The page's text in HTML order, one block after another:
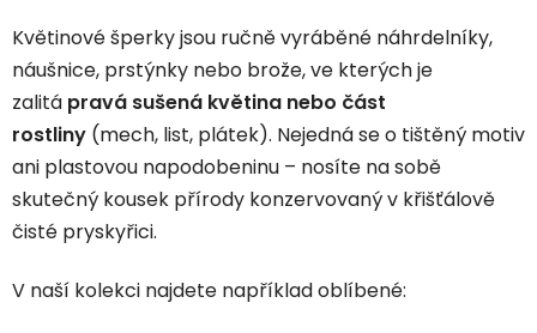
Květinové šperky jsou ručně vyráběné náhrdelníky,
náušnice, prstýnky nebo brože, ve kterých je
zalitá pravá sušená květina nebo část
rostliny (mech, list, plátek). Nejedná se o tištěný motiv
ani plastovou napodobeninu – nosíte na sobě
skutečný kousek přírody konzervovaný v křišťálově
čisté pryskyřici.
V naší kolekci najdete například oblíbené: